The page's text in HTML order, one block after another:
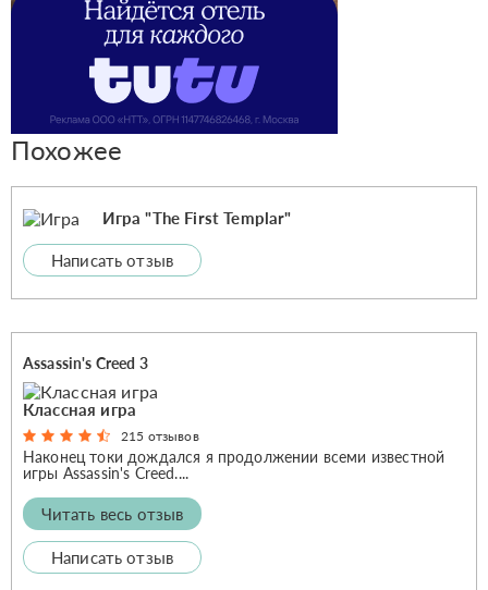
Похожее
Игра "The First Templar"
Написать отзыв
Assassin's Creed 3
Классная игра
215 отзывов
Наконец токи дождался я продолжении всеми известной
игры Assassin's Creed....
Читать весь отзыв
Написать отзыв